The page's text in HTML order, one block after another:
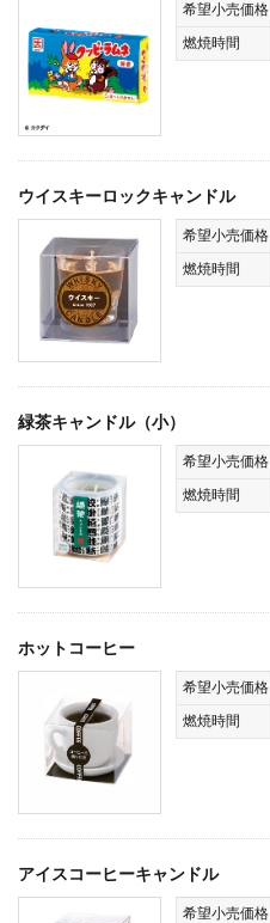
希望小売価格
燃焼時間
ウイスキーロックキャンドル
希望小売価格
燃焼時間
緑茶キャンドル（小）
希望小売価格
燃焼時間
ホットコーヒー
希望小売価格
燃焼時間
アイスコーヒーキャンドル
希望小売価格